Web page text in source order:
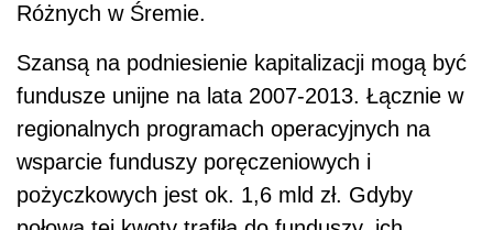
Różnych w Śremie.
Szansą na podniesienie kapitalizacji mogą być
fundusze unijne na lata 2007-2013. Łącznie w
regionalnych programach operacyjnych na
wsparcie funduszy poręczeniowych i
pożyczkowych jest ok. 1,6 mld zł. Gdyby